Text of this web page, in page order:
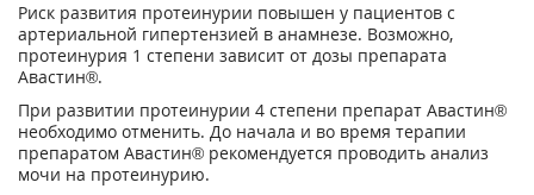
Риск развития протеинурии повышен у пациентов с
артериальной гипертензией в анамнезе. Возможно,
протеинурия 1 степени зависит от дозы препарата
Авастин®.
При развитии протеинурии 4 степени препарат Авастин®
необходимо отменить. До начала и во время терапии
препаратом Авастин® рекомендуется проводить анализ
мочи на протеинурию.